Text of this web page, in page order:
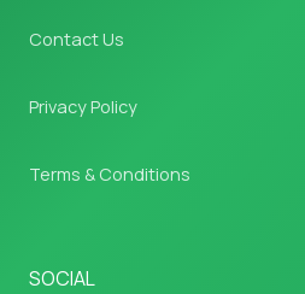
Contact Us
Privacy Policy
Terms & Conditions
SOCIAL